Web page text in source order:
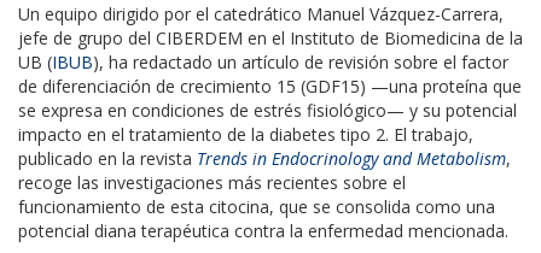
Un equipo dirigido por el catedrático Manuel Vázquez-Carrera,
jefe de grupo del CIBERDEM en el Instituto de Biomedicina de la
UB (IBUB), ha redactado un artículo de revisión sobre el factor
de diferenciación de crecimiento 15 (GDF15) —una proteína que
se expresa en condiciones de estrés fisiológico— y su potencial
impacto en el tratamiento de la diabetes tipo 2. El trabajo,
publicado en la revista Trends in Endocrinology and Metabolism,
recoge las investigaciones más recientes sobre el
funcionamiento de esta citocina, que se consolida como una
potencial diana terapéutica contra la enfermedad mencionada.